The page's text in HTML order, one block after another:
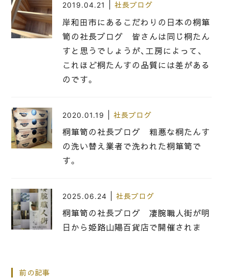
2019.04.21 社長ブログ
岸和田市にあるこだわりの日本の桐箪
笥の社長ブログ 皆さんは同じ桐たん
すと思うでしょうが、工房によって、
これほど桐たんすの品質には差がある
のです。
2020.01.19 社長ブログ
桐箪笥の社長ブログ 粗悪な桐たんす
の洗い替え業者で洗われた桐箪笥で
す。
2025.06.24 社長ブログ
桐箪笥の社長ブログ 凄腕職人街が明
日から姫路山陽百貨店で開催されま
前の記事